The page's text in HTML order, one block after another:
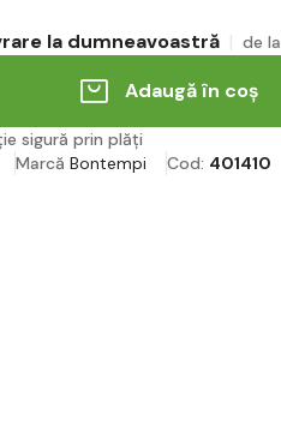
la dumneavoastră de
Adaugă în coș
sigură prin plăți
Marcă Bontempi Cod: 401410